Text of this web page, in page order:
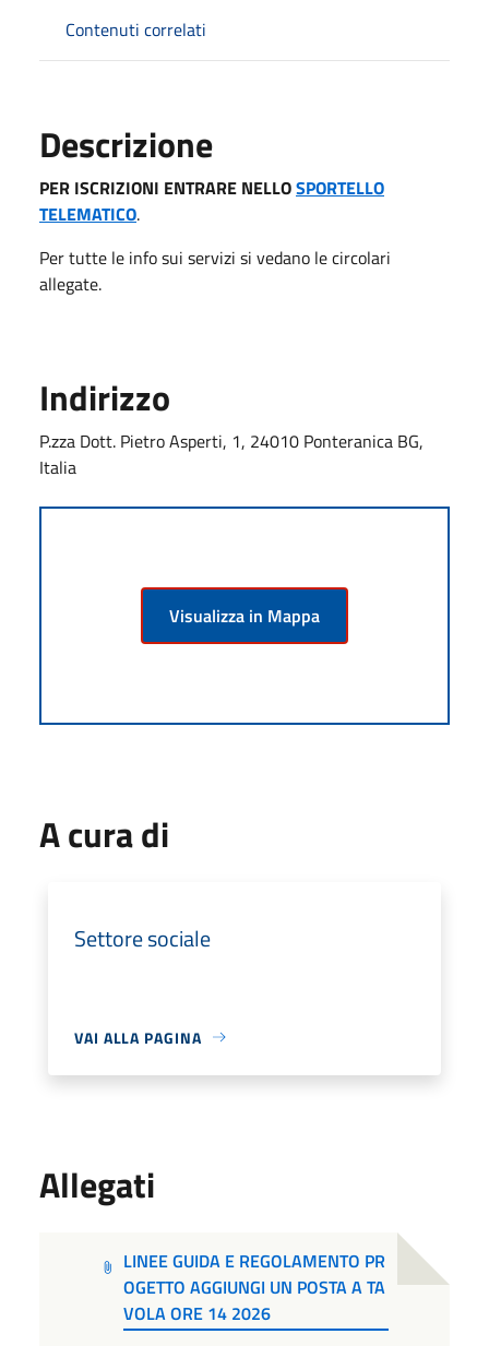
Contenuti correlati
Descrizione
PER ISCRIZIONI ENTRARE NELLOSPORTELLO
TELEMATICO.
Per tutte le info sui servizi si vedano le circolari
allegate.
Indirizzo
P.zza Dott. Pietro Asperti, 1, 24010 Ponteranica BG,
Italia
Visualizza in Mappa
A cura di
Settore sociale
VAI ALLA PAGINA
Allegati
LINEE GUIDA E REGOLAMENTO PR
OGETTO AGGIUNGI UN POSTA A TA
VOLA ORE 14 2026